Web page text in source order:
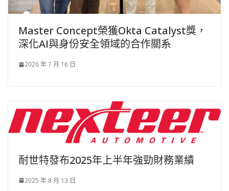
Master Concept榮獲Okta Catalyst獎，
深化AI與身份安全領域的合作關系
2026 年 7 月 16 日
耐世特發布2025年上半年強勁財務業績
2025 年 8 月 13 日